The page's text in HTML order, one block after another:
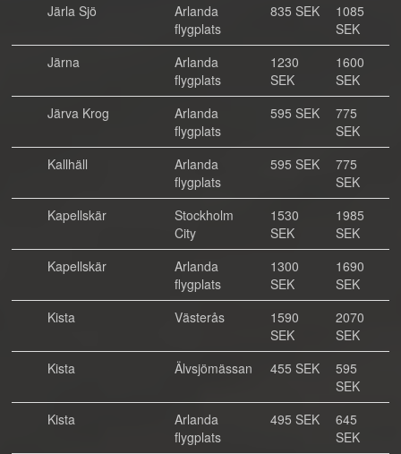
Järla Sjö
Arlanda
flygplats
835 SEK
1085
SEK
Järna
Arlanda
flygplats
1230
SEK
1600
SEK
Järva Krog
Arlanda
flygplats
595 SEK
775
SEK
Kallhäll
Arlanda
flygplats
595 SEK
775
SEK
Kapellskär
Stockholm
City
1530
SEK
1985
SEK
Kapellskär
Arlanda
flygplats
1300
SEK
1690
SEK
Kista
Västerås
1590
SEK
2070
SEK
Kista
Älvsjömässan 455 SEK
595
SEK
Kista
Arlanda
flygplats
495 SEK
645
SEK